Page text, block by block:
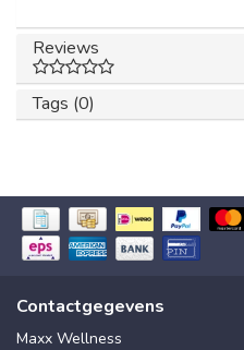
Reviews
Tags (0)
Contactgegevens
Maxx Wellness